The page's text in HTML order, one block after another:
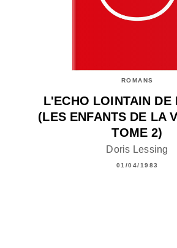
ROMANS
L'ECHO LOINTAIN DE
(LES ENFANTS DE LA
TOME 2)
Doris Lessing
01/04/1983